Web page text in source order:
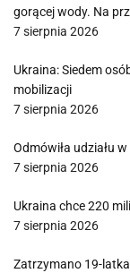
gorącej wody. Na
7 sierpnia 2026
Ukraina: Siedem
mobilizacji
7 sierpnia 2026
Odmówiła udziału
7 sierpnia 2026
Ukraina chce 220
7 sierpnia 2026
Zatrzymano 19-